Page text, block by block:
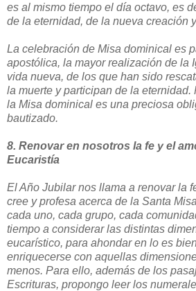
es al mismo tiempo el día octavo, es
de la eternidad, de la nueva creación
La celebración de Misa dominical es
apostólica, la mayor realización de la
vida nueva, de los que han sido
la muerte y participan de la eternidad.
la Misa dominical es una preciosa
bautizado.
8. Renovar en nosotros la fe y el
Eucaristía
El Año Jubilar nos llama a renovar la
cree y profesa acerca de la Santa
cada uno, cada grupo, cada
tiempo a considerar las distintas
eucarístico, para ahondar en lo es
enriquecerse con aquellas
menos. Para ello, además de los
Escrituras, propongo leer los